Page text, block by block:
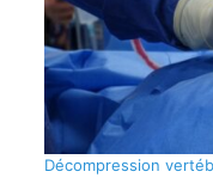
Décompression